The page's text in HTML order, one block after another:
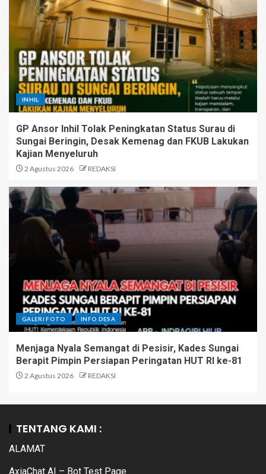
INHIL
GP Ansor Inhil Tolak Peningkatan Status Surau di
Sungai Beringin, Desak Kemenag dan FKUB Lakukan
Kajian Menyeluruh
2 Agustus 2026 REDAKSI
GALERI FOTO INFO DESA
Menjaga Nyala Semangat di Pesisir, Kades Sungai
Berapit Pimpin Persiapan Peringatan HUT RI ke-81
2 Agustus 2026 REDAKSI
TENTANG KAMI :
ALAMAT
AxiaChat AI – Bot Test Page